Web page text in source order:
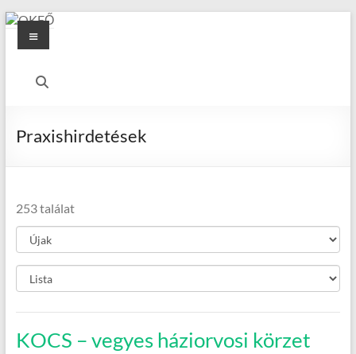
Skip
content
OKFŐ
Menu
Praxishirdetések
253 találat
KOCS – vegyes háziorvosi körzet